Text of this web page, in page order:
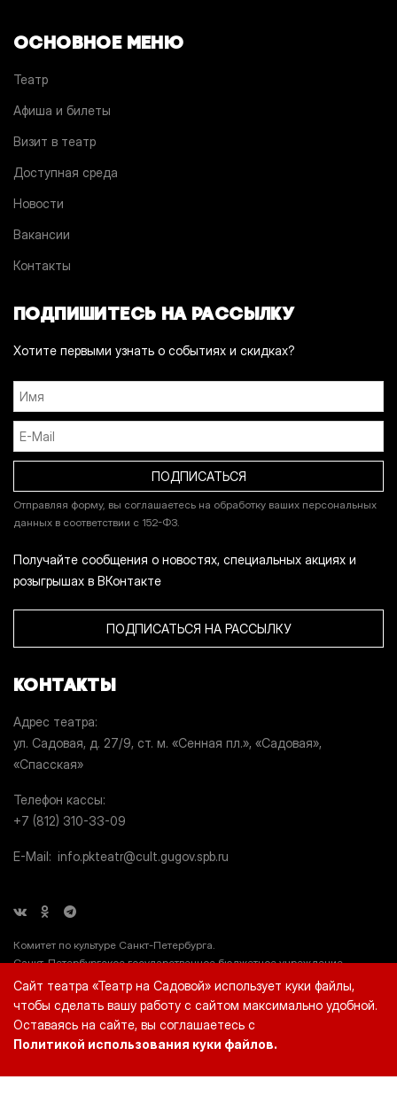
ОСНОВНОЕ МЕНЮ
Театр
Афиша и билеты
Визит в театр
Доступная среда
Новости
Вакансии
Контакты
ПОДПИШИТЕСЬ НА РАССЫЛКУ
Хотите первыми узнать о событиях и скидках?
Отправляя форму, вы соглашаетесь на обработку ваших персональных
данных в соответствии с 152-ФЗ.
Получайте сообщения о новостях, специальных акциях и
розыгрышах в ВКонтакте
ПОДПИСАТЬСЯ НА РАССЫЛКУ
КОНТАКТЫ
Адрес театра
ул. Садовая, д. 27/9, ст. м. «Сенная пл.», «Садовая»,
«Спасская»
Телефон кассы
+7 (812) 310-33-09
E-Mail info.pkteatr@cult.gugov.spb.ru
Комитет по культуре Санкт-Петербурга.
Санкт-Петербургское государственное бюджетное учреждение
культуры «Театр на Садовой» (СПб ГБУК «Театр на Садовой»), ИНН
7812044660.
Сайт театра «Театр на Садовой» использует куки файлы,
чтобы сделать вашу работу с сайтом максимально удобной.
Оставаясь на сайте, вы соглашаетесь с
Политикой использования куки файлов.